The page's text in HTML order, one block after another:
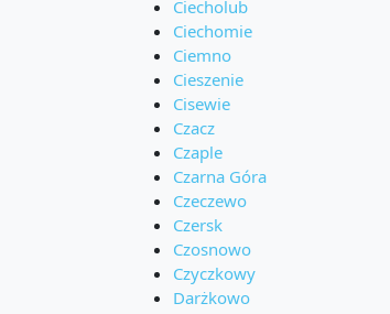
Ciecholub
Ciechomie
Ciemno
Cieszenie
Cisewie
Czacz
Czaple
Czarna Góra
Czeczewo
Czersk
Czosnowo
Czyczkowy
Darżkowo